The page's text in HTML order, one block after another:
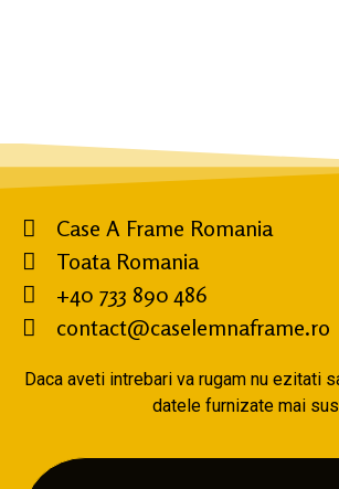
Case A Frame Romania
Toata Romania
+40 733 890 486
contact@caselemnaframe.ro
Daca aveti intrebari va rugam nu ezitati
datele furnizate mai